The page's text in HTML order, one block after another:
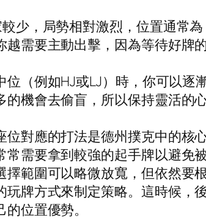
少，局勢相對激烈，位置通常
需要主動出擊，因為等待好牌
位（例如HJ或LJ）時，你可以
機會去偷盲，所以保持靈活的心
位對應的打法是德州撲克中的
常需要拿到較強的起手牌以避
擇範圍可以略微放寬，但依然要
玩牌方式來制定策略。這時候
位置優勢。